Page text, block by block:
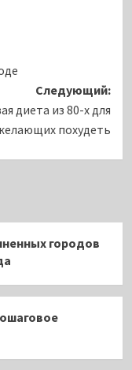
Следующий:
диета из 80-х для
похудеть
городов